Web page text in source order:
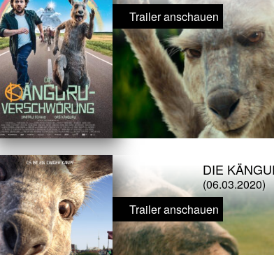
Trailer anschauen
DIE
(06.03.2020)
Trailer anschauen